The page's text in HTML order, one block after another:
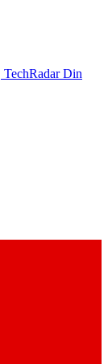
TechRadar Din